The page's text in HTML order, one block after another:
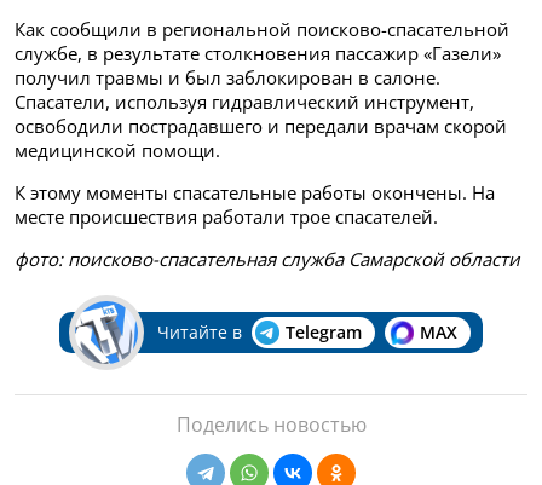
Как сообщили в региональной поисково-спасательной
службе, в результате столкновения пассажир «Газели»
получил травмы и был заблокирован в салоне.
Спасатели, используя гидравлический инструмент,
освободили пострадавшего и передали врачам скорой
медицинской помощи.
К этому моменты спасательные работы окончены. На
месте происшествия работали трое спасателей.
фото: поисково-спасательная служба Самарской области
Читайте в Telegram MAX
Поделись новостью